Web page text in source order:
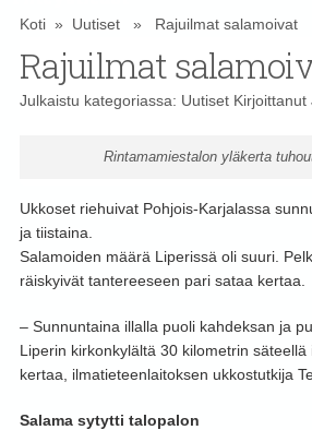
Koti» Uutiset» Rajuilmat salamoivat
Rajuilmat
Julkaistu kategoriassa: UutisetKirjoittanut
Rintamamiestalon yläkerta
Ukkoset riehuivat Pohjois-Karjalassa
ja tiistaina.
Salamoiden määrä Liperissä oli suuri.
räiskyivät tantereeseen pari sataa kertaa.
– Sunnuntaina illalla puoli kahdeksan ja
Liperin kirkonkylältä 30 kilometrin säteellä
kertaa, ilmatieteenlaitoksen ukkostutkija
Salama sytytti talopalon